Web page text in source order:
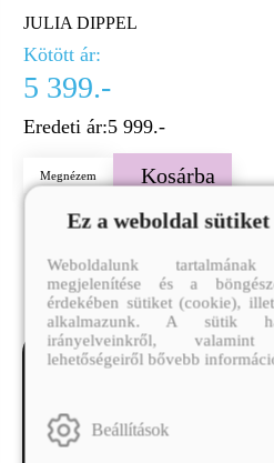
JULIA DIPPEL
Kötött ár:
5 399.-
Eredeti ár:5 999.-
Megnézem Kosárba
Ez a weboldal
Weboldalunk
megjelenítése és a
érdekében sütiket (cookie),
alkalmazunk. A sütik
irányelveinkről,
lehetőségeiről bővebb
Beállítások